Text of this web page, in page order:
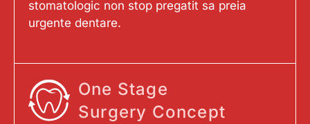
stomatologic non stop pregatit sa preia
urgente dentare.
One Stage
Surgery Concept